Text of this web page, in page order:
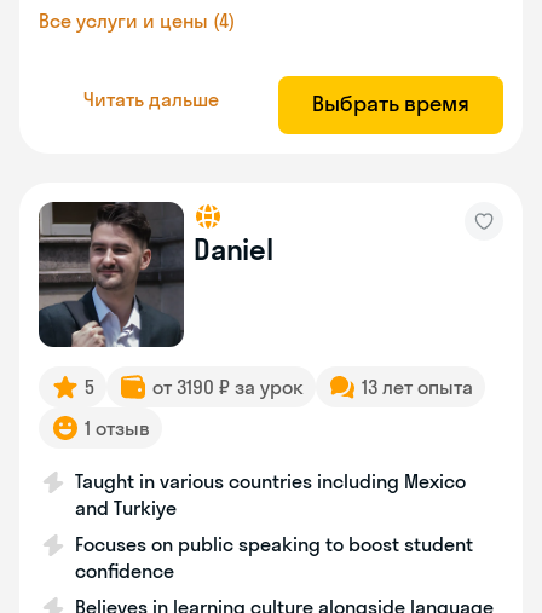
Все услуги и цены (4)
Читать дальше Выбрать время
Daniel
5 от 3190 ₽ за урок
13 лет опыта
1 отзыв
Taught in various countries including Mexico
and Turkiye
Focuses on public speaking to boost student
confidence
Believes in learning culture alongside language